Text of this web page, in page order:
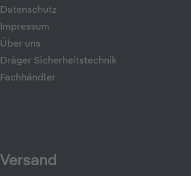
Datenschutz
Impressum
Über uns
Dräger Sicherheitstechnik
Fachhändler
Versand